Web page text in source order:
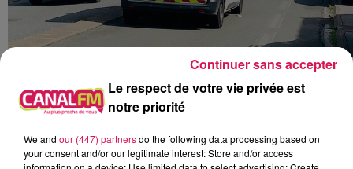
Le respect de votre vie privée est
notre priorité
We and our (447) partnersdo the following data processing based on
your consent and/or our legitimate interest: Store and/or access
Continuer sans accepter